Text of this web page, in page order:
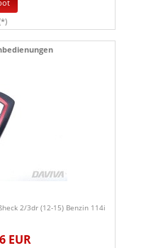
2/3dr (12-15) Benzin 114i
EUR